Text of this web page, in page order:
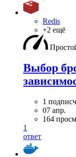
Redis
+2 ещё
Выбор
1
07 апр.
164
1
ответ